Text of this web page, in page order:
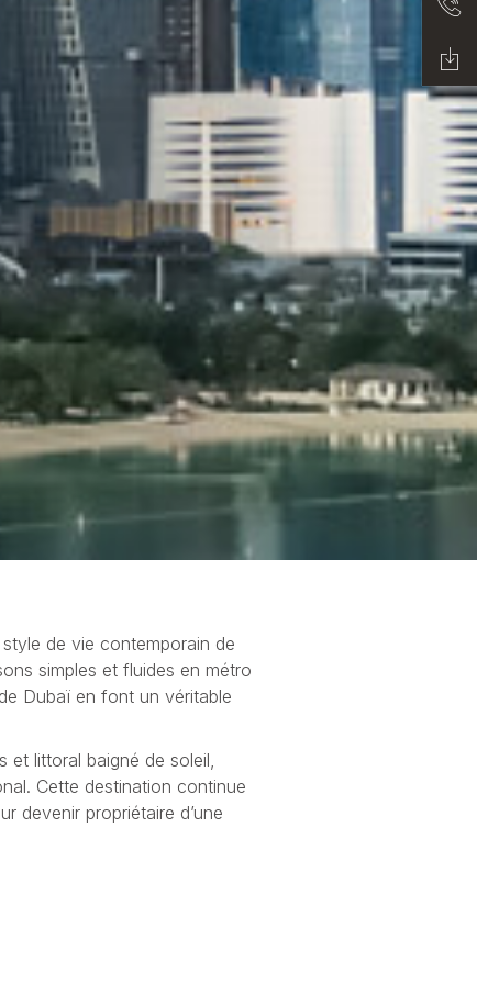
de vie contemporain de
simples et fluides en métro
Dubaï en font un véritable
et littoral baigné de soleil,
Cette destination continue
devenir propriétaire d’une